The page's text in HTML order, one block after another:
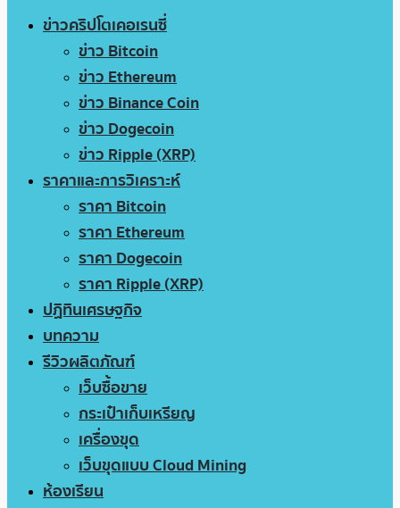
ข่าวคริปโตเคอเรนซี่
ข่าว Bitcoin
ข่าว Ethereum
ข่าว Binance Coin
ข่าว Dogecoin
ข่าว Ripple (XRP)
ราคาและการวิเคราะห์
ราคา Bitcoin
ราคา Ethereum
ราคา Dogecoin
ราคา Ripple (XRP)
ปฏิทินเศรษฐกิจ
บทความ
รีวิวผลิตภัณฑ์
เว็บซื้อขาย
กระเป๋าเก็บเหรียญ
เครื่องขุด
เว็บขุดแบบ Cloud Mining
ห้องเรียน